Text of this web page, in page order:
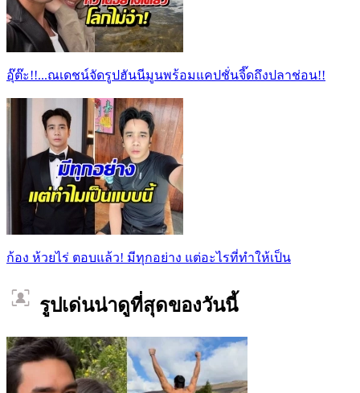
อุ๊ต๊ะ!!...ณเดชน์จัดรูปฮันนีมูนพร้อมแคปชั่นจี๊ดถึงปลาช่อน!!
ก้อง ห้วยไร่ ตอบแล้ว! มีทุกอย่าง แต่อะไรที่ทำให้เป็น
รูปเด่นน่าดูที่สุดของวันนี้